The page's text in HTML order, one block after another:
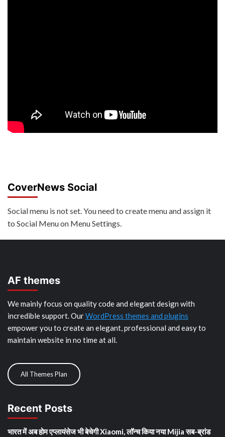
CoverNews Social
Social menu is not set. You need to create menu and assign it
to Social Menu on Menu Settings.
AF themes
We mainly focus on quality code and elegant design with
incredible support. OurWordPress themes and plugins
empower you to create an elegant, professional and easy to
maintain website in no time at all.
All Themes Plan
Recent Posts
भारत में अब होम एप्लायंसेज भी बेचेगी Xiaomi, लॉन्च किया नया Mijia सब-ब्रांड